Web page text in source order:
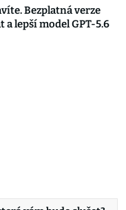
Bezplatná verze
a lepší model GPT-5.6